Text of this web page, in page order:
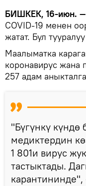
БИШКЕК, 16-июн.
COVID-19 менен
жатат. Бул
Маалыматка
коронавирус жана
257 адам
"Бүгүнкү күндө
медиктердин
1 801и вирус
тастыктады.